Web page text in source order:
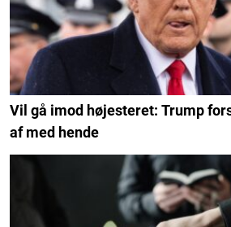
Vil gå imod højesteret: Trump
af med hende